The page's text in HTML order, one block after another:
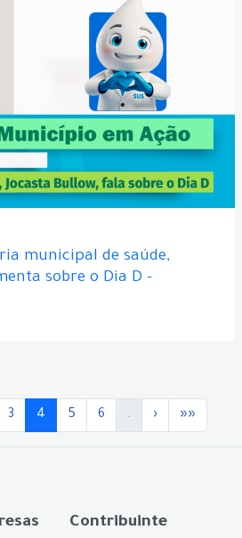
municipal de saúde,
sobre o Dia D -
3 4 5 6 . › »»
Contribuinte